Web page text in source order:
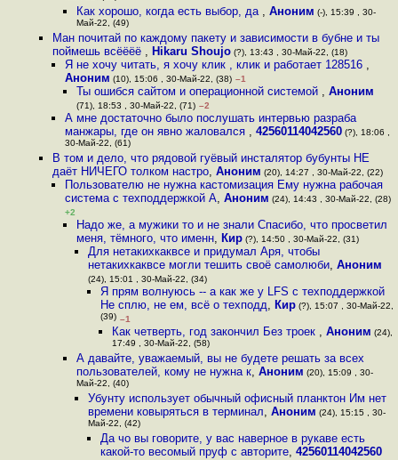
Как хорошо, когда есть выбор, да , Аноним (-), 15:39 , 30-
Май-22, (49)
Ман почитай по каждому пакету и зависимости в бубне и ты
поймешь всёёёё , Hikaru Shoujo (?), 13:43 , 30-Май-22, (18)
Я не хочу читать, я хочу клик , клик и работает 128516 ,
Аноним (10), 15:06 , 30-Май-22, (38) –1
Ты ошибся сайтом и операционной системой , Аноним
(71), 18:53 , 30-Май-22, (71) –2
А мне достаточно было послушать интервью разраба
манжары, где он явно жаловался , 42560114042560(?), 18:06 ,
30-Май-22, (61)
В том и дело, что рядовой гуёвый инсталятор бубунты НЕ
даёт НИЧЕГО толком настро,Аноним (20), 14:27 , 30-Май-22, (22)
Пользователю не нужна кастомизация Ему нужна рабочая
система с техподдержкой А, Аноним (24), 14:43 , 30-Май-22, (28)
+2
Надо же, а мужики то и не знали Спасибо, что просветил
меня, тёмного, что именн, Кир(?), 14:50 , 30-Май-22, (31)
Для нетакихкаквсе и придумал Аря, чтобы
нетакихкаквсе могли тешить своё самолюби,Аноним
(24), 15:01 , 30-Май-22, (34)
Я прям волнуюсь -- а как же у LFS с техподдержкой
Не сплю, не ем, всё о техподд, Кир(?), 15:07 , 30-Май-22,
(39) –1
Как четверть, год закончил Без троек , Аноним (24),
17:49 , 30-Май-22, (58)
А давайте, уважаемый, вы не будете решать за всех
пользователей, кому не нужна к, Аноним (20), 15:09 , 30-
Май-22, (40)
Убунту использует обычный офисный планктон Им нет
времени ковыряться в терминал,Аноним (24), 15:15 , 30-
Май-22, (42)
Да чо вы говорите, у вас наверное в рукаве есть
какой-то весомый пруф с авторите, 42560114042560